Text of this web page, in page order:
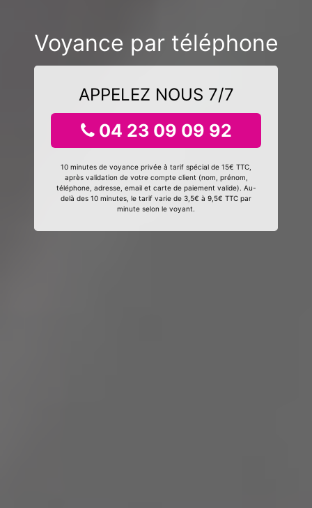
Voyance par téléphone
APPELEZ NOUS 7/7
04 23 09 09 92
10 minutes de voyance privée à tarif spécial de 15€ TTC,
après validation de votre compte client (nom, prénom,
téléphone, adresse, email et carte de paiement valide). Au-
delà des 10 minutes, le tarif varie de 3,5€ à 9,5€ TTC par
minute selon le voyant.